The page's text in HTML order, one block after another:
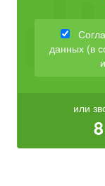
данных (в
или